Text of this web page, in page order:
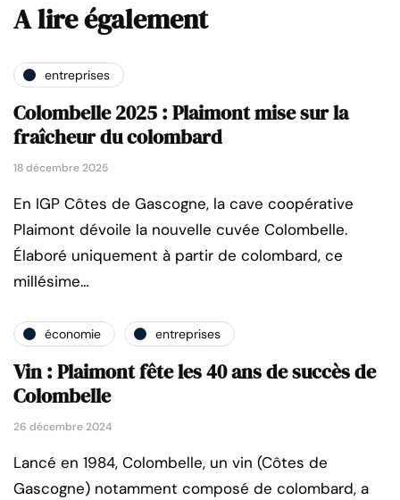
A lire également
entreprises
Colombelle 2025 : Plaimont mise sur la
fraîcheur du colombard
18 décembre 2025
En IGP Côtes de Gascogne, la cave coopérative
Plaimont dévoile la nouvelle cuvée Colombelle.
Élaboré uniquement à partir de colombard, ce
millésime…
économie entreprises
Vin : Plaimont fête les 40 ans de succès de
Colombelle
26 décembre 2024
Lancé en 1984, Colombelle, un vin (Côtes de
Gascogne) notamment composé de colombard, a